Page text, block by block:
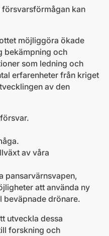
kan
möjliggöra ökade
bekämpning och
som ledning och
erfarenheter från kriget
av den
av våra
pansarvärnsvapen,
att använda ny
beväpnade drönare.
utveckla dessa
forskning och